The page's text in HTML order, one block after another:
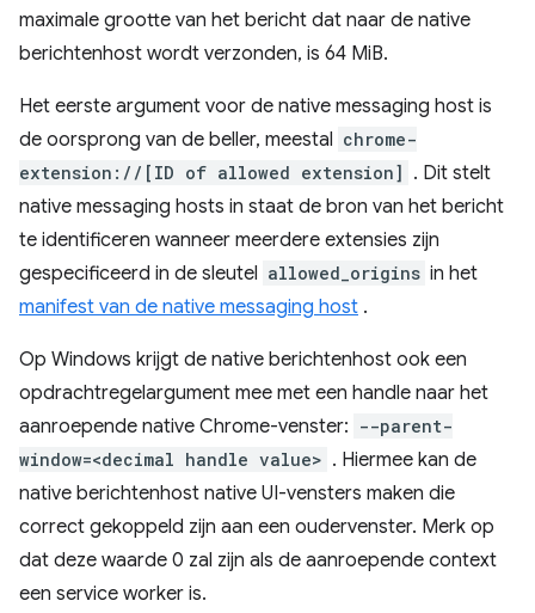
maximale grootte van het bericht dat naar de native
berichtenhost wordt verzonden, is 64 MiB.
Het eerste argument voor de native messaging host is
de oorsprong van de beller, meestal chrome-
extension://[ID of allowed extension] . Dit stelt
native messaging hosts in staat de bron van het bericht
te identificeren wanneer meerdere extensies zijn
gespecificeerd in de sleutel allowed_origins in het
manifest van de native messaging host .
Op Windows krijgt de native berichtenhost ook een
opdrachtregelargument mee met een handle naar het
aanroepende native Chrome-venster: --parent-
window=<decimal handle value> . Hiermee kan de
native berichtenhost native UI-vensters maken die
correct gekoppeld zijn aan een oudervenster. Merk op
dat deze waarde 0 zal zijn als de aanroepende context
een service worker is.